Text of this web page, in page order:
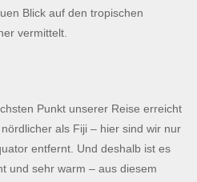
Blick auf den tropischen
vermittelt.
Punkt unserer Reise erreicht
als Fiji – hier sind wir nur
entfernt. Und deshalb ist es
und sehr warm – aus diesem